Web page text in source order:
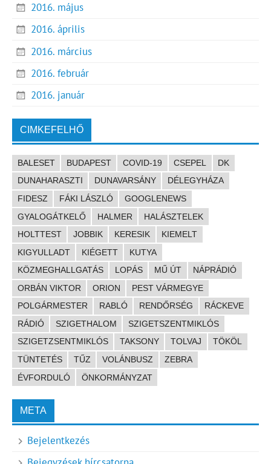
2016. május
2016. április
2016. március
2016. február
2016. január
CIMKEFELHŐ
BALESET BUDAPEST COVID-19 CSEPEL
DK
DUNAHARASZTI
DUNAVARSÁNY
DÉLEGYHÁZA
FIDESZ
FÁKI LÁSZLÓ
GOOGLENEWS
GYALOGÁTKELŐ
HALMER
HALÁSZTELEK
HOLTTEST
JOBBIK KERESIK
KIEMELT
KIGYULLADT
KIÉGETT
KUTYA
KÖZMEGHALLGATÁS
LOPÁS MŰ ÚT
NÁPRÁDIÓ
ORBÁN VIKTOR
ORION
PEST VÁRMEGYE
POLGÁRMESTER
RABLÓ RENDŐRSÉG
RÁCKEVE
RÁDIÓ
SZIGETHALOM
SZIGETSZENTMIKLÓS
SZIGETZSENTMIKLÓS
TAKSONY TOLVAJ
TÖKÖL
TÜNTETÉS
TŰZ VOLÁNBUSZ
ZEBRA
ÉVFORDULÓ
ÖNKORMÁNYZAT
META
Bejelentkezés